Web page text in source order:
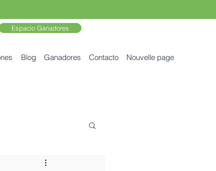
Espacio Ganadores
Blog Ganadores Contacto Nouvelle page